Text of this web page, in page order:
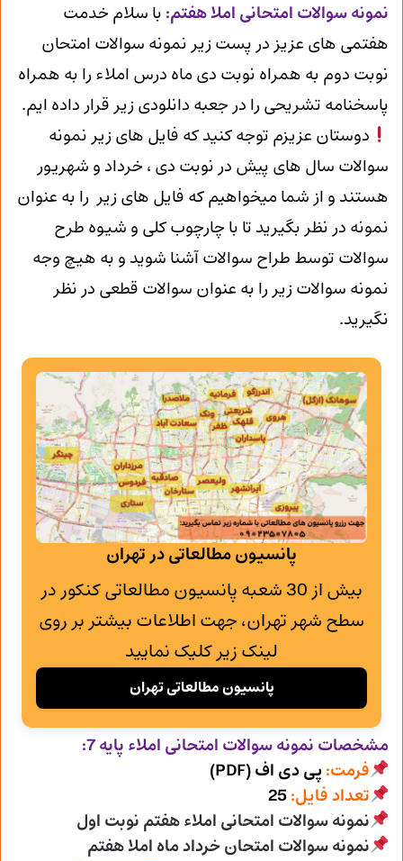
نمونه سوالات امتحانی املا هفتم: با سلام خدمت
هفتمی های عزیز در پست زیر نمونه سوالات امتحان
نوبت دوم به همراه نوبت دی ماه درس املاء را به همراه
پاسخنامه تشریحی را در جعبه دانلودی زیر قرار داده ایم.
دوستان عزیزم توجه کنید که فایل های زیر نمونه
سوالات سال های پیش در نوبت دی ، خرداد و شهریور
هستند و از شما میخواهیم که فایل های زیر را به عنوان
نمونه در نظر بگیرید تا با چارچوب کلی و شیوه طرح
سوالات توسط طراح سوالات آشنا شوید و به هیچ وجه
نمونه سوالات زیر را به عنوان سوالات قطعی در نظر
نگیرید.
پانسیون مطالعاتی در تهران
بیش از 30 شعبه پانسیون مطالعاتی کنکور در
سطح شهر تهران، جهت اطلاعات بیشتر بر روی
لینک زیر کلیک نمایید
پانسیون مطالعاتی تهران
مشخصات نمونه سوالات امتحانی املاء پایه 7:
فرمت: پی دی اف (PDF)
تعداد فایل:25
نمونه سوالات امتحانی املاء هفتم نوبت اول
نمونه سوالات امتحان خرداد ماه املا هفتم